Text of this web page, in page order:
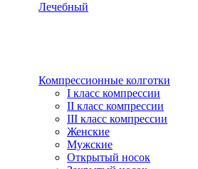
Лечебный
Компрессионные колготки
I класс компрессии
II класс компрессии
III класс компрессии
Женские
Мужские
Открытый носок